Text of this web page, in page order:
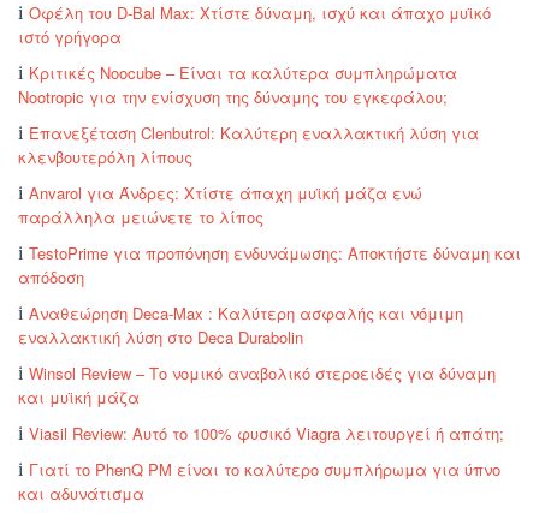
Οφέλη του D-Bal Max: Χτίστε δύναμη, ισχύ και άπαχο μυϊκό
ιστό γρήγορα
Κριτικές Noocube – Είναι τα καλύτερα συμπληρώματα
Nootropic για την ενίσχυση της δύναμης του εγκεφάλου;
Επανεξέταση Clenbutrol: Καλύτερη εναλλακτική λύση για
κλενβουτερόλη λίπους
Anvarol για Άνδρες: Χτίστε άπαχη μυϊκή μάζα ενώ
παράλληλα μειώνετε το λίπος
TestoPrime για προπόνηση ενδυνάμωσης: Αποκτήστε δύναμη και
απόδοση
Αναθεώρηση Deca-Max : Καλύτερη ασφαλής και νόμιμη
εναλλακτική λύση στο Deca Durabolin
Winsol Review – Το νομικό αναβολικό στεροειδές για δύναμη
και μυϊκή μάζα
Viasil Review: Αυτό το 100% φυσικό Viagra λειτουργεί ή απάτη;
Γιατί το PhenQ PM είναι το καλύτερο συμπλήρωμα για ύπνο
και αδυνάτισμα